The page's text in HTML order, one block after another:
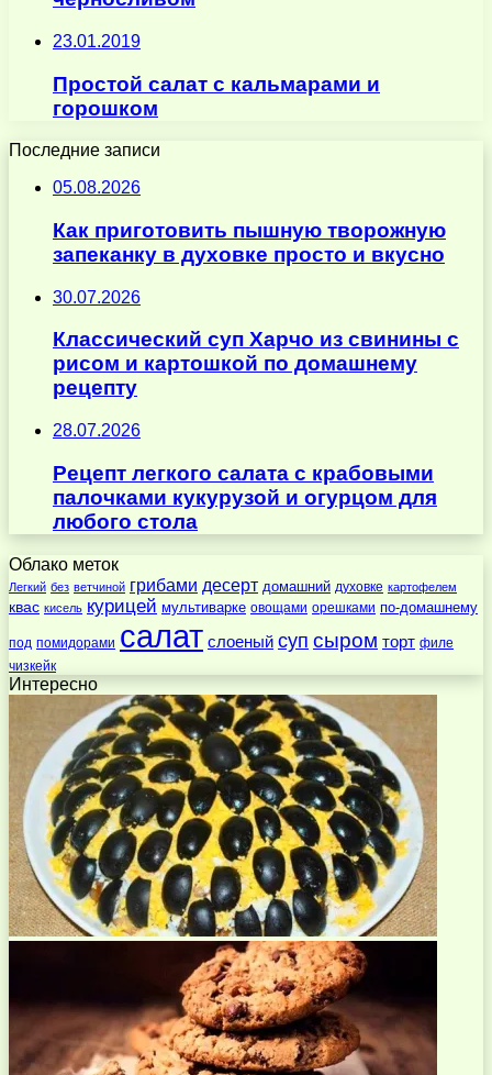
23.01.2019
Простой салат с кальмарами и
горошком
Последние записи
05.08.2026
Как приготовить пышную творожную
запеканку в духовке просто и вкусно
30.07.2026
Классический суп Харчо из свинины с
рисом и картошкой по домашнему
рецепту
28.07.2026
Рецепт легкого салата с крабовыми
палочками кукурузой и огурцом для
любого стола
Облако меток
Легкий без ветчиной грибами десерт домашний духовке картофелем
квас кисель курицей мультиварке овощами орешками по-домашнему
под помидорами салат слоеный суп сыром торт филе
чизкейк
Интересно